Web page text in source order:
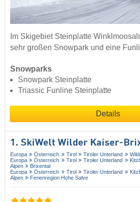
Im Skigebiet Steinplatte
sehr großen Snowpark und eine
Snowparks
Snowpark Steinplatte
Triassic Funline Steinplatte
Details
1. SkiWelt Wilder Kaiser-
Europa Österreich Tirol Tiroler Unterland
Europa
Österreich Tirol Tiroler Unterland
Alpen
Brixental
Europa
Österreich Tirol Tiroler Unterland
Alpen
Ferienregion Hohe Salve